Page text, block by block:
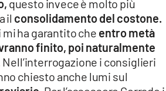
questo invece è molto più
il consolidamento del costone.
ha garantito che entro metà
finito, poi naturalmente
Nell’interrogazione i consiglieri
chiesto anche lumi sul